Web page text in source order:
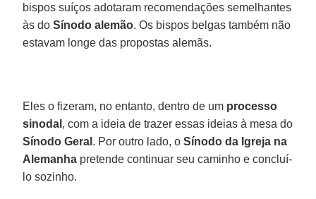
bispos suíços adotaram recomendações semelhantes
às doSínodo alemão. Os bispos belgas também não
estavam longe das propostas alemãs.
Eles o fizeram, no entanto, dentro de um processo
sinodal , com a ideia de trazer essas ideias à mesa do
Sínodo Geral . Por outro lado, oSínodo da Igreja na
Alemanha pretende continuar seu caminho e concluí-
lo sozinho.